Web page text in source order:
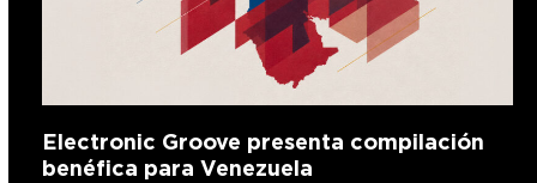
Electronic Groove presenta compilación
benéfica para Venezuela